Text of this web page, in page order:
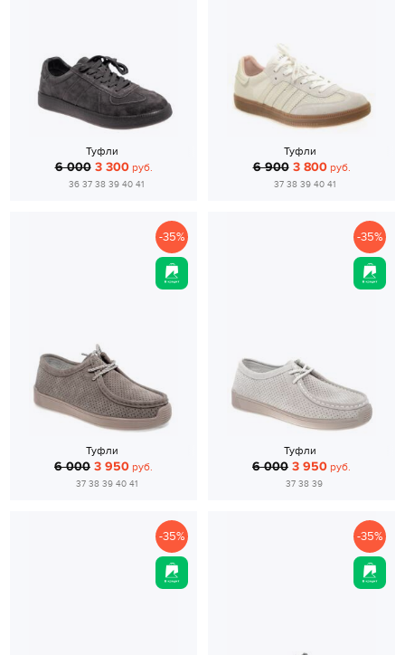
Туфли
6 000 3 300руб.
36 37 38 39 40 41
Туфли
6 900 3 800руб.
37 38 39 40 41
-35%
Туфли
6 000 3 950 руб.
37 38 39 40 41
-35%
Туфли
6 000 3 950 руб.
37 38 39
-35% -35%